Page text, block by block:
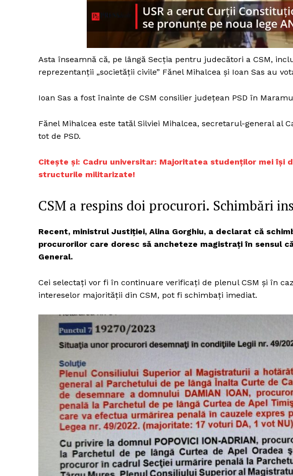
Un proiect
FREEDOM HOUSE
ROMÂNIA
Asta înseamnă că, pe lângă Secția pentru judecători a CSM,
reprezentanții „societății civile” Fănel Mihalcea și Ioan Sas au
Ioan Sas a fost înainte de CSM consilier județean PSD în
Fănel Mihalcea este tatăl Silviei Mihalcea, secretarul-general al
tot de PSD.
Citește și: Cadru universitar: Majoritatea studenților mei își
structurile militarizate!
CSM a respins doi procurori. Schimbări
Recent, ministrul Justiției, Alina Gorghiu, a declarat că
procurorilor care doresc să ancheteze magistrați în sensul
General.
Cei selectați vor fi în continuare verificați de plenul CSM și în
intereselor majorității din CSM, pot fi schimbați imediat.